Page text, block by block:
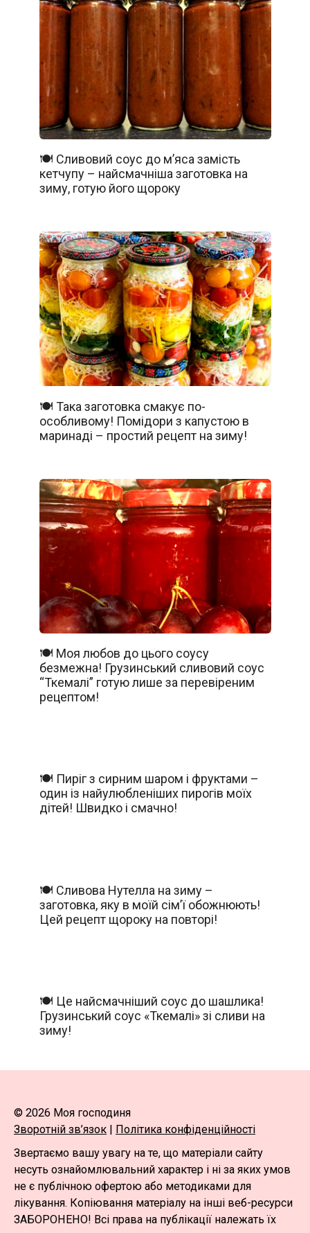
🍽️ Сливовий соус до м’яса замість
кетчупу – найсмачніша заготовка на
зиму, готую його щороку
🍽️ Така заготовка смакує по-
особливому! Помідори з капустою в
маринаді – простий рецепт на зиму!
🍽️ Моя любов до цього соусу
безмежна! Грузинський сливовий соус
“Ткемалі” готую лише за перевіреним
рецептом!
🍽️ Пиріг з сирним шаром і фруктами –
один із найулюбленіших пирогів моїх
дітей! Швидко і смачно!
🍽️ Сливова Нутелла на зиму –
заготовка, яку в моїй сім’ї обожнюють!
Цей рецепт щороку на повторі!
🍽️ Це найсмачніший соус до шашлика!
Грузинський соус «Ткемалі» зі сливи на
зиму!
© 2026 Моя господиня
Зворотній зв’язок | Політика конфіденційності
Звертаємо вашу увагу на те, що матеріали сайту
несуть ознайомлювальний характер і ні за яких умов
не є публічною офертою або методиками для
лікування. Копіювання матеріалу на інші веб-ресурси
ЗАБОРОНЕНО! Всі права на публікації належать їх